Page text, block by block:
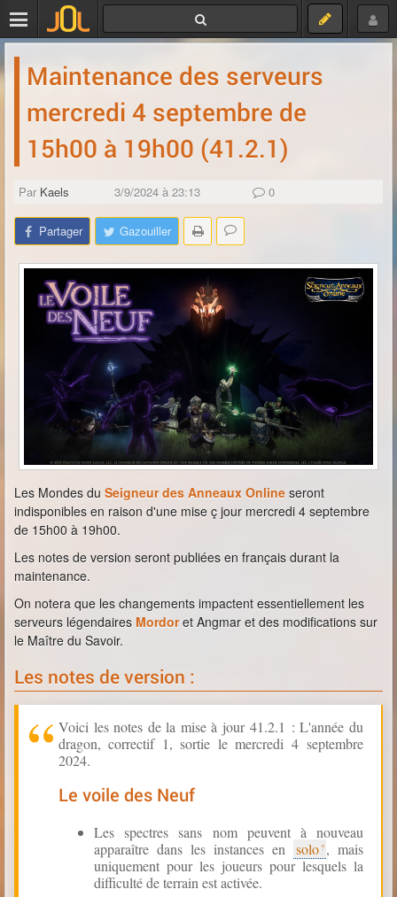
Maintenance des serveurs
mercredi 4 septembre de
15h00 à 19h00 (41.2.1)
Par Kaels 3/9/2024 à 23:13 0
Partager Gazouiller
Les Mondes du Seigneur des Anneaux Online seront
indisponibles en raison d'une mise ç jour mercredi 4 septembre
de 15h00 à 19h00.
Les notes de version seront publiées en français durant la
maintenance.
On notera que les changements impactent essentiellement les
serveurs légendaires Mordoret Angmar et des modifications sur
le Maître du Savoir.
Les notes de version :
Voici les notes de la mise à jour 41.2.1 : L'année du
dragon, correctif 1, sortie le mercredi 4 septembre
2024.
Le voile des Neuf
Les spectres sans nom peuvent à nouveau
apparaître dans les instances en
solo , mais
uniquement pour les joueurs pour lesquels la
difficulté de terrain est activée.